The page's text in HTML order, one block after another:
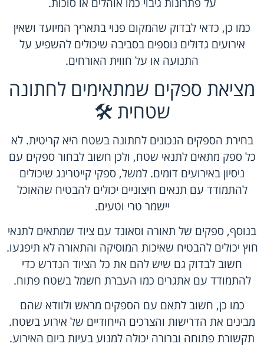
כמו כן, כדאי לבדוק שהמקום פנוי בתאריך המיועד ושאין
אירועים גדולים נוספים בסביבה שיכולים להשפיע על
התנועה או על חווית האורחים.
מציאת ספקים שמתאימים לחתונה
שטחית 🛠️
בחירת הספקים הנכונים לחתונה בשטח היא קריטית. לא
כל ספק מתאים לתנאי שטח, ולכן חשוב לבחור ספקים עם
ניסיון באירועים דומים. למשל, ספקי קייטרינג שיכולים
להתמודד עם תנאים חיצוניים יכולים להבטיח שהאוכל
יישמר טרי וטעים.
בנוסף, ספקים של תאורה וסאונד עם ציוד שמתאים לתנאי
חוץ יכולים להבטיח שאיכות המוסיקה והתאורה לא תיפגעו.
חשוב לבדוק גם שיש להם את כל הציוד הנדרש כדי
להתמודד עם אתגרים כמו העברת חשמל בשטח פתוח.
כמו כן, חשוב לתאם עם הספקים מראש ולוודא שהם
מבינים את הדרישות והצרכים הייחודיים של אירוע בשטח.
תקשורת פתוחה וברורה יכולה למנוע בעיות ביום האירוע.